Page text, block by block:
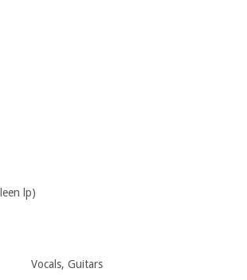
lp)
Guitars